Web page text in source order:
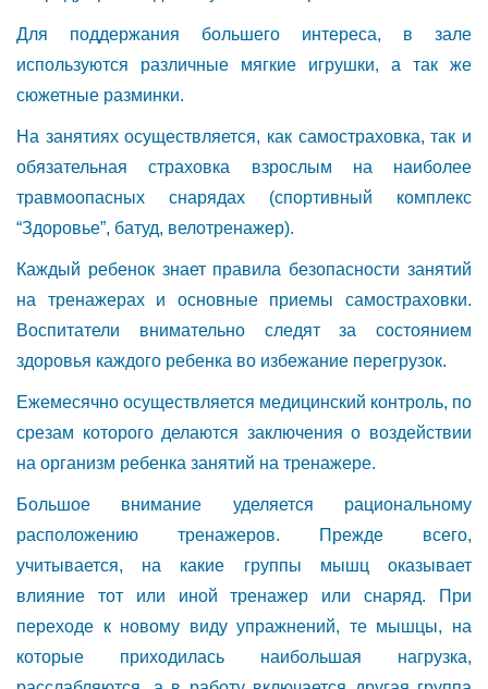
Для поддержания большего интереса, в зале
используются различные мягкие игрушки, а так же
сюжетные разминки.
На занятиях осуществляется, как самостраховка, так и
обязательная страховка взрослым на наиболее
травмоопасных снарядах (спортивный комплекс
“Здоровье”, батуд, велотренажер).
Каждый ребенок знает правила безопасности занятий
на тренажерах и основные приемы самостраховки.
Воспитатели внимательно следят за состоянием
здоровья каждого ребенка во избежание перегрузок.
Ежемесячно осуществляется медицинский контроль, по
срезам которого делаются заключения о воздействии
на организм ребенка занятий на тренажере.
Большое внимание уделяется рациональному
расположению тренажеров. Прежде всего,
учитывается, на какие группы мышц оказывает
влияние тот или иной тренажер или снаряд. При
переходе к новому виду упражнений, те мышцы, на
которые приходилась наибольшая нагрузка,